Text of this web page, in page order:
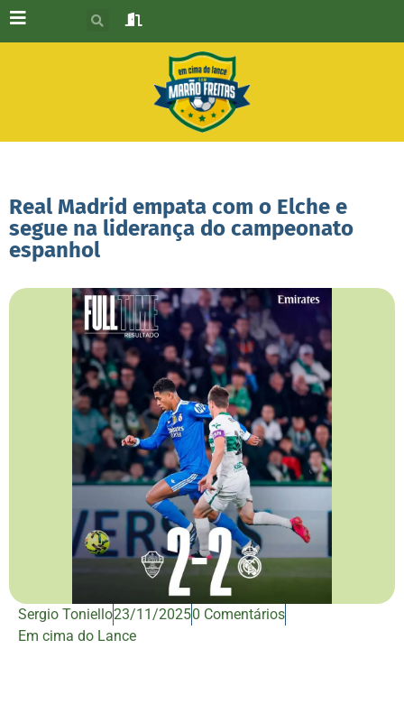
Real Madrid empata com o Elche e
segue na liderança do campeonato
espanhol
Sergio Toniello23/11/20250 Comentários
Em cima do Lance